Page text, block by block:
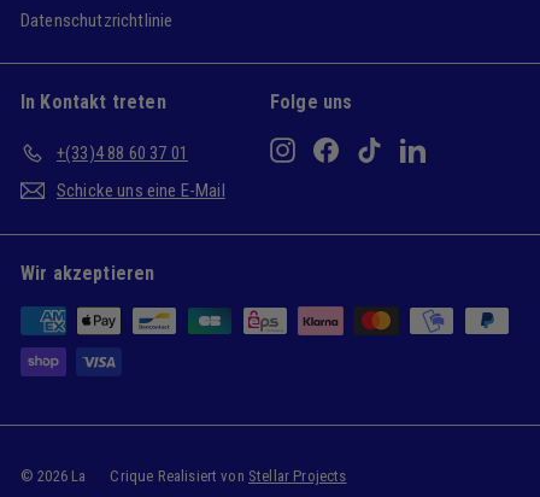
Datenschutzrichtlinie
In Kontakt treten
+(33)4 88 60 37 01
Schicke uns eine E-Mail
Folge uns
InstagramFacebookTikTokLinkedIn
Wir akzeptieren
© 2026 La Crique Realisiert von Stellar Projects